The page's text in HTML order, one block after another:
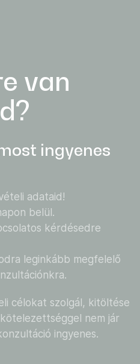
van
ingyenes
adataid!
belül.
kérdésedre
leginkább megfelelő
célokat szolgál, kitöltése
nem jár
ingyenes.